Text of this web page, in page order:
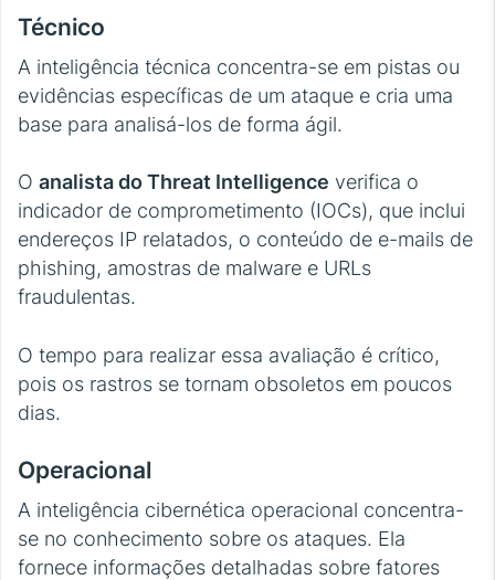
Técnico
A inteligência técnica concentra-se em pistas ou
evidências específicas de um ataque e cria uma
base para analisá-los de forma ágil.
O analista do Threat Intelligence verifica o
indicador de comprometimento (IOCs), que inclui
endereços IP relatados, o conteúdo de e-mails de
phishing, amostras de malware e URLs
fraudulentas.
O tempo para realizar essa avaliação é crítico,
pois os rastros se tornam obsoletos em poucos
dias.
Operacional
A inteligência cibernética operacional concentra-
se no conhecimento sobre os ataques. Ela
fornece informações detalhadas sobre fatores